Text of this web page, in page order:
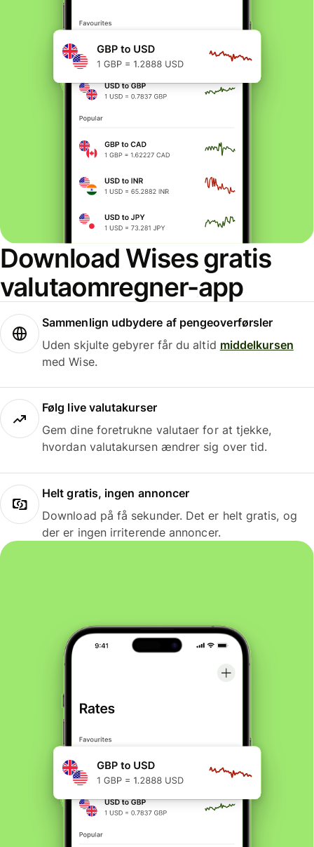
Download Wises gratis
valutaomregner-app
Sammenlign udbydere af pengeoverførsler
Uden skjulte gebyrer får du altid middelkursen
med Wise.
Følg live valutakurser
Gem dine foretrukne valutaer for at tjekke,
hvordan valutakursen ændrer sig over tid.
Helt gratis, ingen annoncer
Download på få sekunder. Det er helt gratis, og
der er ingen irriterende annoncer.